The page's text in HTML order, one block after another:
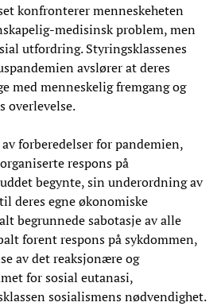
konfronterer menneskeheten
medisinsk problem, men
utfordring. Styringsklassenes
avslører at deres
med menneskelig fremgang og
overlevelse.
forberedelser for pandemien,
respons på
begynte, sin underordning av
deres egne økonomiske
begrunnede sabotasje av alle
forent respons på sykdommen,
av det reaksjonære og
for sosial eutanasi,
sosialismens nødvendighet.